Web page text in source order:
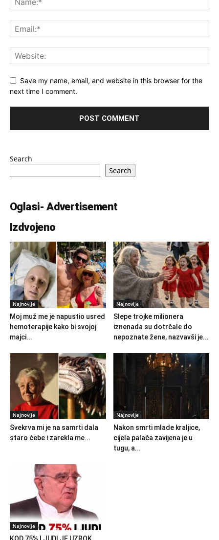
Save my name, email, and website in this browser for the
next time I comment.
Search
Search
Oglasi- Advertisement
Izdvojeno
Najnovije
Moj muž me je napustio usred
hemoterapije kako bi svojoj
majci...
Najnovije
Slepe trojke milionera
iznenada su dotrčale do
nepoznate žene, nazvavši je...
Najnovije
Svekrva mi je na samrti dala
staro ćebe i zarekla me...
Najnovije
Nakon smrti mlade kraljice,
cijela palača zavijena je u
tugu, a...
Najnovije